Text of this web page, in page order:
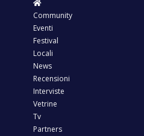
Community
Eventi
Festival
Locali
News
Recensioni
Interviste
Vetrine
Tv
Partners